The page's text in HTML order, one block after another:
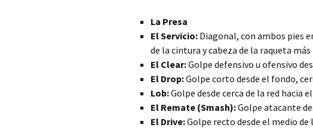
La Presa
El Servicio: Diagonal, con ambos pies
de la cintura y cabeza de la raqueta
El Clear:Golpe defensivo u ofensivo
El Drop:Golpe corto desde el fondo,
Lob:Golpe desde cerca de la red hacia
El Remate (Smash):Golpe atacante
El Drive:Golpe recto desde el medio de